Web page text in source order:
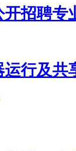
开招聘
行及共